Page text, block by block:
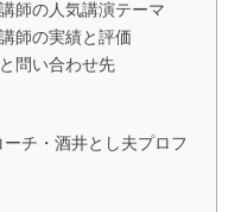
師の人気講演テーマ
師の実績と評価
問い合わせ先
チ・酒井とし夫プロフ